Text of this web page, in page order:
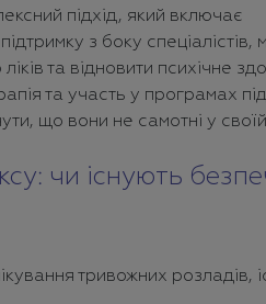
підхід, який включає
з боку спеціалістів,
та відновити психічне
та участь у програмах
що вони не самотні у
чи існують
тривожних